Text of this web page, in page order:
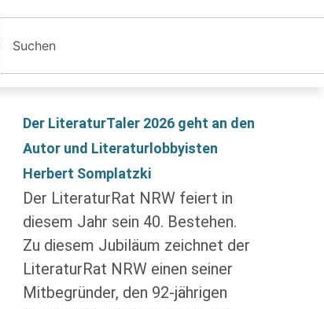
Der LiteraturTaler 2026 geht an den
Autor und Literaturlobbyisten
Herbert Somplatzki
Der LiteraturRat NRW feiert in
diesem Jahr sein 40. Bestehen.
Zu diesem Jubiläum zeichnet der
LiteraturRat NRW einen seiner
Mitbegründer, den 92-jährigen